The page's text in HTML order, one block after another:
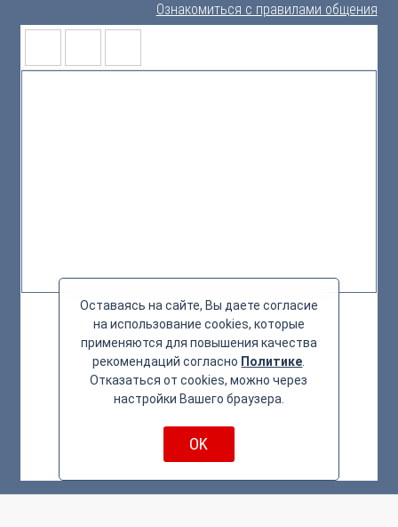
Ознакомиться с правилами общения
Оставаясь на сайте, Вы даете согласие
на использование cookies, которые
применяются для повышения качества
рекомендаций согласно Политике
Отказаться от cookies, можно через
настройки Вашего браузера.
OK